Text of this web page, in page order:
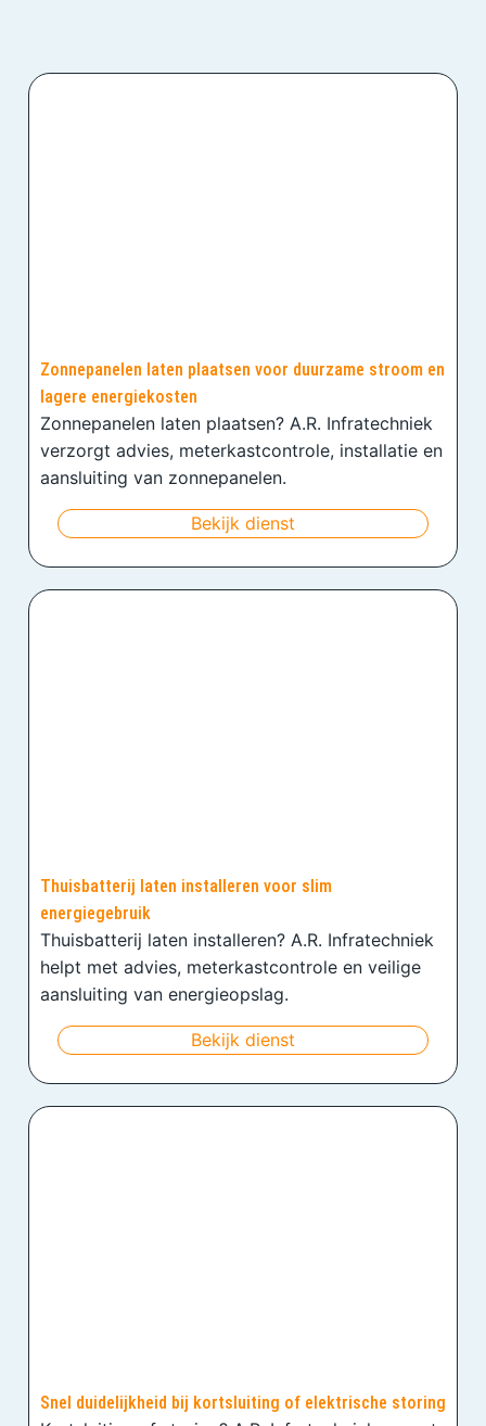
Zonnepanelen laten plaatsen voor duurzame stroom en
lagere energiekosten
Zonnepanelen laten plaatsen? A.R. Infratechniek
verzorgt advies, meterkastcontrole, installatie en
aansluiting van zonnepanelen.
Bekijk dienst
Thuisbatterij laten installeren voor slim
energiegebruik
Thuisbatterij laten installeren? A.R. Infratechniek
helpt met advies, meterkastcontrole en veilige
aansluiting van energieopslag.
Bekijk dienst
Snel duidelijkheid bij kortsluiting of elektrische storing